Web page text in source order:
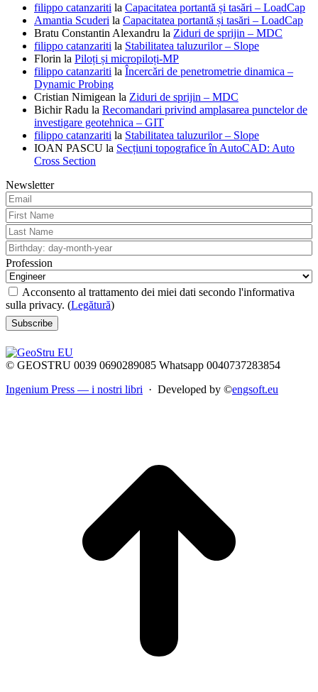
filippo catanzariti la Capacitatea portantă și tasări – LoadCap
Amantia Scuderi la Capacitatea portantă și tasări – LoadCap
Bratu Constantin Alexandru la Ziduri de sprijin – MDC
filippo catanzariti la Stabilitatea taluzurilor – Slope
Florin la Piloți și micropiloți-MP
filippo catanzariti la Încercări de penetrometrie dinamica –
Dynamic Probing
Cristian Nimigean la Ziduri de sprijin – MDC
Bichir Radu la Recomandari privind amplasarea punctelor de
investigare geotehnica – GIT
filippo catanzariti la Stabilitatea taluzurilor – Slope
IOAN PASCU la Secțiuni topografice în AutoCAD: Auto
Cross Section
Newsletter
Profession
Acconsento al trattamento dei miei dati secondo l'informativa
sulla privacy. (Legătură)
© GEOSTRU 0039 0690289085 Whatsapp 0040737283854
Ingenium Press — i nostri libri · Developed by ©engsoft.eu